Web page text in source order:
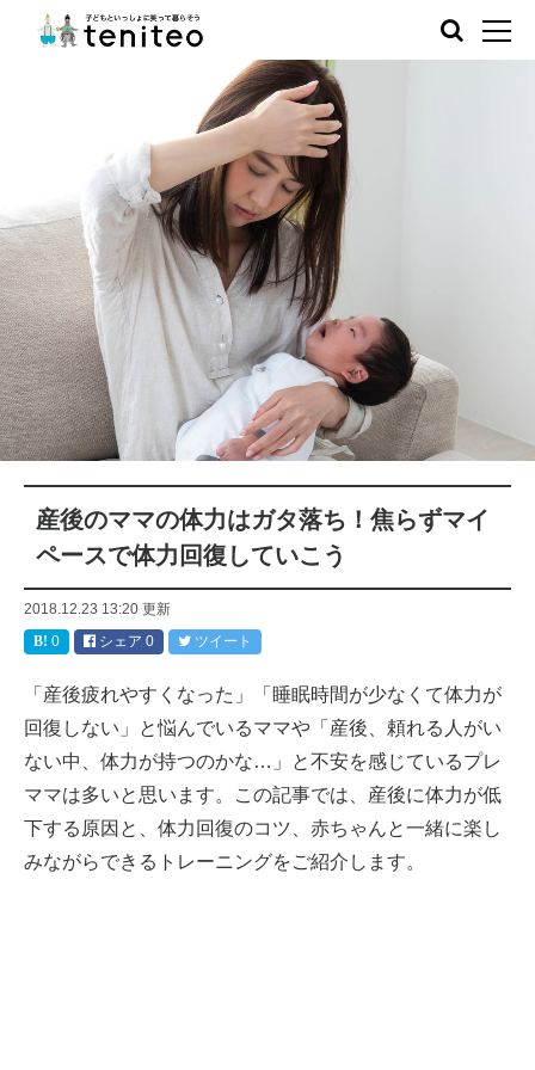
産後のママの体力はガタ落ち！焦らずマイ
ペースで体力回復していこう
2018.12.23 13:20 更新
0
シェア 0 ツイート
「産後疲れやすくなった」「睡眠時間が少なくて体力が
回復しない」と悩んでいるママや「産後、頼れる人がい
ない中、体力が持つのかな…」と不安を感じているプレ
ママは多いと思います。この記事では、産後に体力が低
下する原因と、体力回復のコツ、赤ちゃんと一緒に楽し
みながらできるトレーニングをご紹介します。